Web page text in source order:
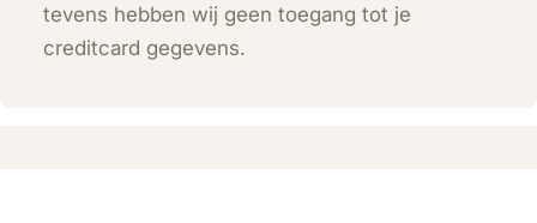
tevens hebben wij geen toegang tot je
creditcard gegevens.